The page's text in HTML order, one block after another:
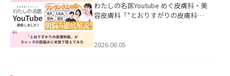
わたしの名医Youtube めぐ皮膚科・美
容皮膚科「”とおりすがりの皮膚科
2026.06.05